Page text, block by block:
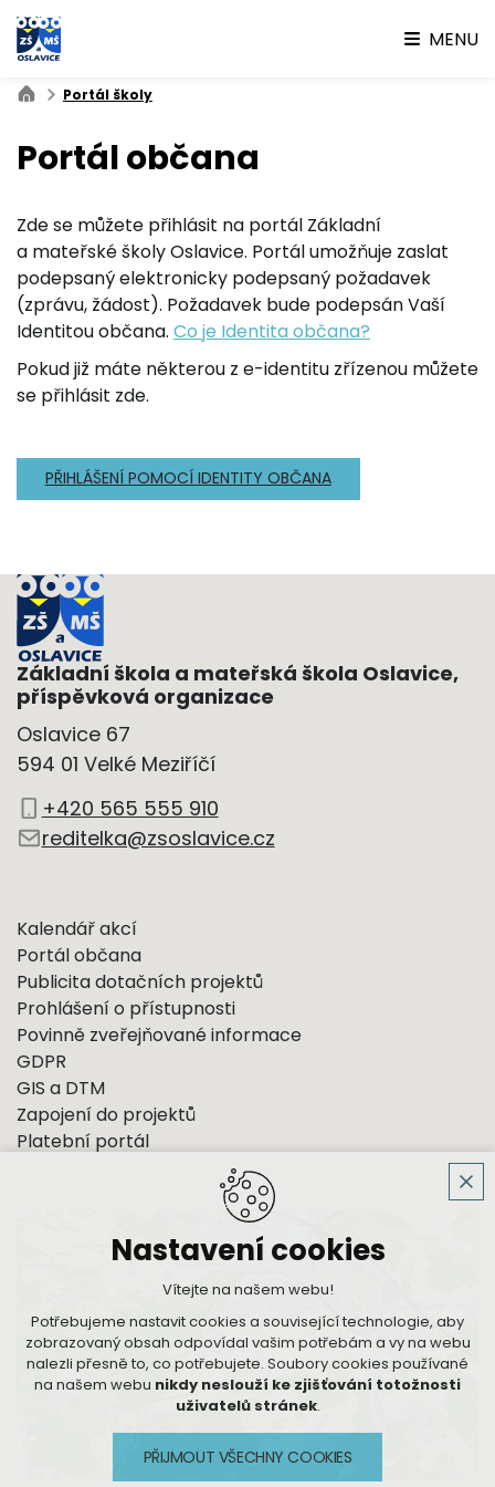
MENU
Portál školy
Portál občana
Zde se můžete přihlásit na portál Základní
a mateřské školy Oslavice. Portál umožňuje zaslat
podepsaný elektronicky podepsaný požadavek
(zprávu, žádost). Požadavek bude podepsán Vaší
Identitou občana. Co je Identita občana?
Pokud již máte některou z e-identitu zřízenou můžete
se přihlásit zde.
PŘIHLÁŠENÍ POMOCÍ IDENTITY OBČANA
Základní škola a mateřská škola Oslavice,
příspěvková organizace
Oslavice 67
594 01 Velké Meziříčí
+420 565 555 910
reditelka@zsoslavice.cz
Kalendář akcí
Portál občana
Publicita dotačních projektů
Prohlášení o přístupnosti
Povinně zveřejňované informace
GDPR
GIS a DTM
Zapojení do projektů
Platební portál
Nastavení cookies
Vítejte na našem webu!
Potřebujeme nastavit cookies a související technologie, aby
zobrazovaný obsah odpovídal vašim potřebám a vy na webu
nalezli přesně to, co potřebujete. Soubory cookies používané
na našem webu nikdy neslouží ke zjišťování totožnosti
uživatelů stránek.
PŘIJMOUT VŠECHNY COOKIES